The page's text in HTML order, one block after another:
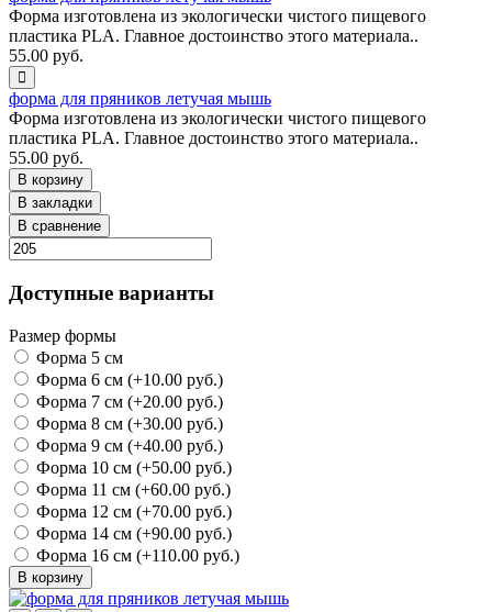
Форма изготовлена из экологически чистого пищевого
пластика PLA. Главное достоинство этого материала..
55.00 руб.
форма для пряников летучая мышь
Форма изготовлена из экологически чистого пищевого
пластика PLA. Главное достоинство этого материала..
55.00 руб.
В корзину
В закладки
В сравнение
Доступные варианты
Размер формы
Форма 5 см
Форма 6 см (+10.00 руб.)
Форма 7 см (+20.00 руб.)
Форма 8 см (+30.00 руб.)
Форма 9 см (+40.00 руб.)
Форма 10 см (+50.00 руб.)
Форма 11 см (+60.00 руб.)
Форма 12 см (+70.00 руб.)
Форма 14 см (+90.00 руб.)
Форма 16 см (+110.00 руб.)
В корзину